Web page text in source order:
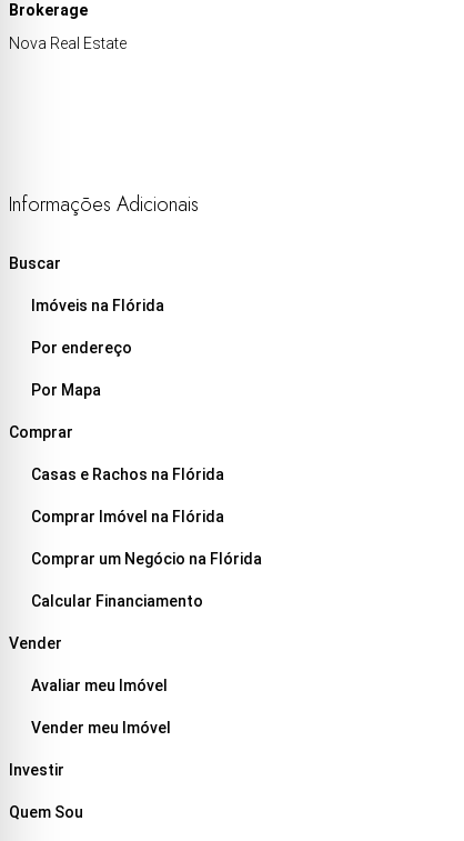
Brokerage
Nova Real Estate
Informações Adicionais
Buscar
Imóveis na Flórida
Por endereço
Por Mapa
Comprar
Casas e Rachos na Flórida
Comprar Imóvel na Flórida
Comprar um Negócio na Flórida
Calcular Financiamento
Vender
Avaliar meu Imóvel
Vender meu Imóvel
Investir
Quem Sou